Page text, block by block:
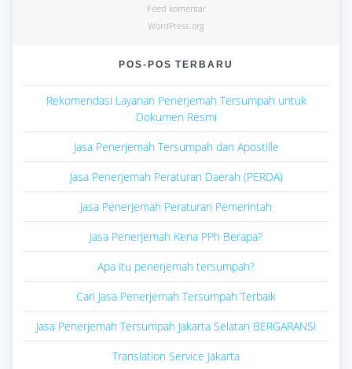
Feed komentar
WordPress.org
POS-POS TERBARU
Rekomendasi Layanan Penerjemah Tersumpah untuk
Dokumen Resmi
Jasa Penerjemah Tersumpah dan Apostille
Jasa Penerjemah Peraturan Daerah (PERDA)
Jasa Penerjemah Peraturan Pemerintah
Jasa Penerjemah Kena PPh Berapa?
Apa itu penerjemah tersumpah?
Cari Jasa Penerjemah Tersumpah Terbaik
Jasa Penerjemah Tersumpah Jakarta Selatan BERGARANSI
Translation Service Jakarta